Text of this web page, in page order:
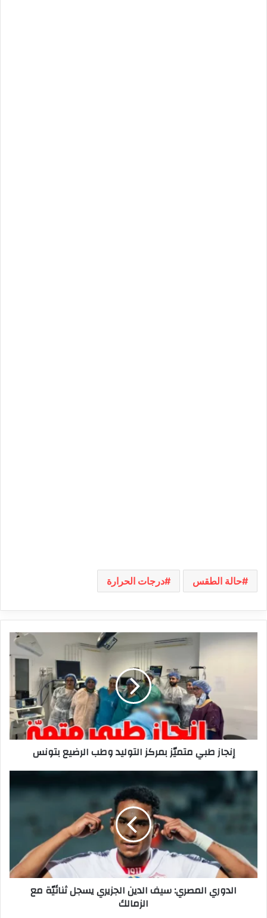
حالة الطقس درجات الحرارة
إنجاز
الرضيع
إنجاز طبي متميّز بمركز التوليد وطب الرضيع بتونس
المصري:
مع
الزمالك
الدوري المصري: سيف الدين الجزيري يسجل ثنائيّة مع
الزمالك